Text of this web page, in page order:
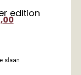
edition
slaan.